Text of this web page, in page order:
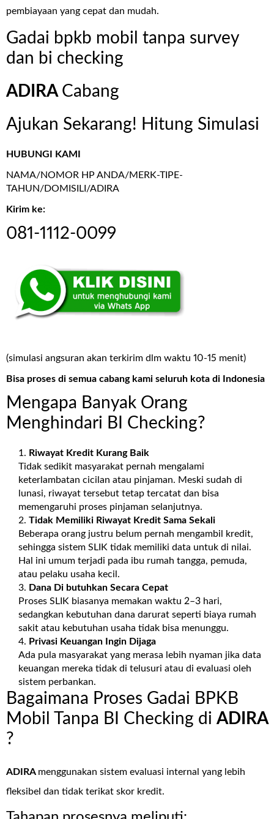
pembiayaan yang cepat dan mudah.
Gadai bpkb mobil tanpa survey
dan bi checking
ADIRA Cabang
Ajukan Sekarang! Hitung Simulasi
HUBUNGI KAMI
NAMA/NOMOR HP ANDA/MERK-TIPE-
TAHUN/DOMISILI/ADIRA
Kirim ke:
081-1112-0099
(simulasi angsuran akan terkirim dlm waktu 10-15 menit)
Bisa proses di semua cabang kami seluruh kota di Indonesia
Mengapa Banyak Orang
Menghindari BI Checking?
Riwayat Kredit Kurang Baik
Tidak sedikit masyarakat pernah mengalami
keterlambatan cicilan atau pinjaman. Meski sudah di
lunasi, riwayat tersebut tetap tercatat dan bisa
memengaruhi proses pinjaman selanjutnya.
Tidak Memiliki Riwayat Kredit Sama Sekali
Beberapa orang justru belum pernah mengambil kredit,
sehingga sistem SLIK tidak memiliki data untuk di nilai.
Hal ini umum terjadi pada ibu rumah tangga, pemuda,
atau pelaku usaha kecil.
Dana Di butuhkan Secara Cepat
Proses SLIK biasanya memakan waktu 2–3 hari,
sedangkan kebutuhan dana darurat seperti biaya rumah
sakit atau kebutuhan usaha tidak bisa menunggu.
Privasi Keuangan Ingin Dijaga
Ada pula masyarakat yang merasa lebih nyaman jika data
keuangan mereka tidak di telusuri atau di evaluasi oleh
sistem perbankan.
Bagaimana Proses Gadai BPKB
Mobil Tanpa BI Checking di ADIRA
?
ADIRA menggunakan sistem evaluasi internal yang lebih
fleksibel dan tidak terikat skor kredit.